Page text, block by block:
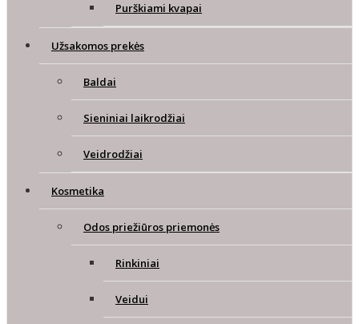
Purškiami kvapai
Užsakomos prekės
Baldai
Sieniniai laikrodžiai
Veidrodžiai
Kosmetika
Odos priežiūros priemonės
Rinkiniai
Veidui